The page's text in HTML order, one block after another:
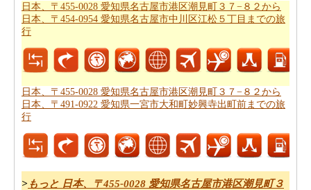
あなたの旅のための全体計画を持った後、あなたはま
た、旅費の推定値を取得したいと思います。日本、〒
本、〒456-0058 愛知県名古屋市熱田区六番１丁目７−２
２までの旅行の費用 をチェックすることができます。
日本、〒455-0028 愛知県名古屋市港区潮見町３７−８２から
日本、〒454-0954 愛知県名古屋市中川区江松５丁目までの旅
行
日本、〒455-0028 愛知県名古屋市港区潮見町３７−８２から
日本、〒491-0922 愛知県一宮市大和町妙興寺出町前までの旅
行
> もっと 日本、〒455-0028 愛知県名古屋市港区潮見町３